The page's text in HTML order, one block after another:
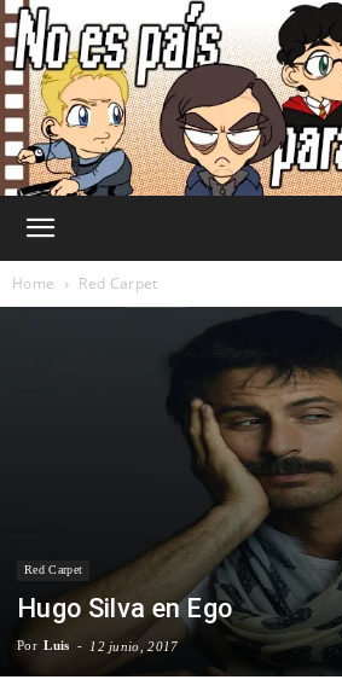
País
Para
Cinéfilos
Home Red Carpet
Red Carpet
Hugo Silva en Ego
Por Luis - 12 junio, 2017